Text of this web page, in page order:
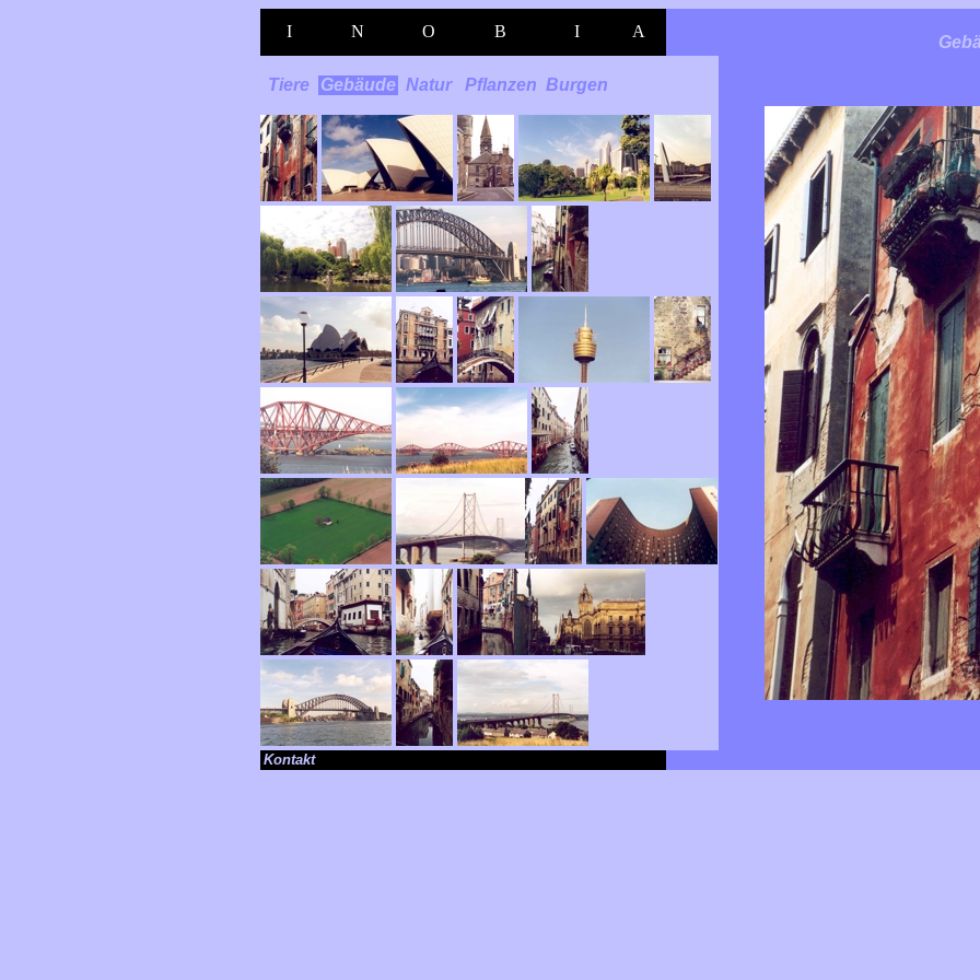
I N O B I A
Tiere Gebäude Natur Pflanzen Burgen
Kontakt